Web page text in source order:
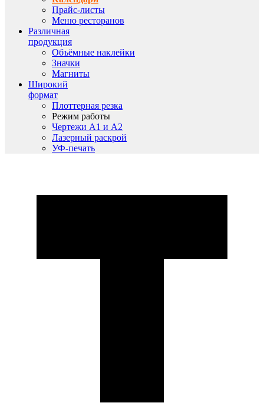
Прайс-листы
Меню ресторанов
Различная
продукция
Объёмные наклейки
Значки
Магниты
Широкий
формат
Плоттерная резка
Режим работы
Чертежи A1 и A2
Лазерный раскрой
УФ-печать